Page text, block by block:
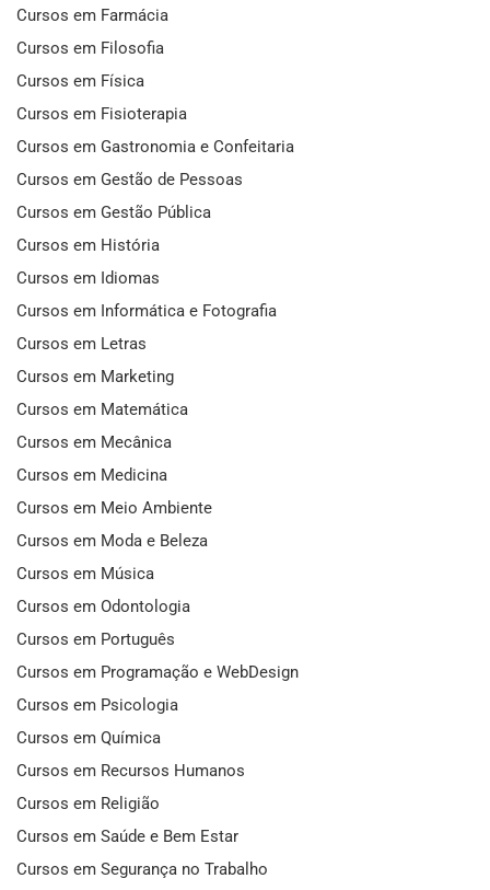
Cursos em Farmácia
Cursos em Filosofia
Cursos em Física
Cursos em Fisioterapia
Cursos em Gastronomia e Confeitaria
Cursos em Gestão de Pessoas
Cursos em Gestão Pública
Cursos em História
Cursos em Idiomas
Cursos em Informática e Fotografia
Cursos em Letras
Cursos em Marketing
Cursos em Matemática
Cursos em Mecânica
Cursos em Medicina
Cursos em Meio Ambiente
Cursos em Moda e Beleza
Cursos em Música
Cursos em Odontologia
Cursos em Português
Cursos em Programação e WebDesign
Cursos em Psicologia
Cursos em Química
Cursos em Recursos Humanos
Cursos em Religião
Cursos em Saúde e Bem Estar
Cursos em Segurança no Trabalho